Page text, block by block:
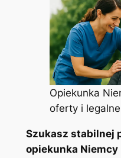
Opiekunka
oferty i
Szukasz stabilnej
opiekunka Niemcy